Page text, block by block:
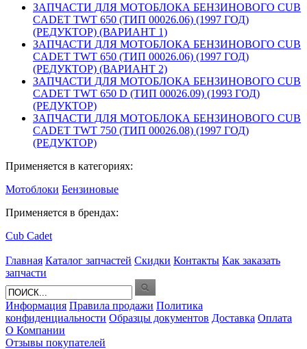
ЗАПЧАСТИ ДЛЯ МОТОБЛОКА БЕНЗИНОВОГО CUB
CADET TWT 650 (ТИП 00026.06) (1997 ГОД)
(РЕДУКТОР) (ВАРИАНТ 1)
ЗАПЧАСТИ ДЛЯ МОТОБЛОКА БЕНЗИНОВОГО CUB
CADET TWT 650 (ТИП 00026.06) (1997 ГОД)
(РЕДУКТОР) (ВАРИАНТ 2)
ЗАПЧАСТИ ДЛЯ МОТОБЛОКА БЕНЗИНОВОГО CUB
CADET TWT 650 D (ТИП 00026.09) (1993 ГОД)
(РЕДУКТОР)
ЗАПЧАСТИ ДЛЯ МОТОБЛОКА БЕНЗИНОВОГО CUB
CADET TWT 750 (ТИП 00026.08) (1997 ГОД)
(РЕДУКТОР)
Применяется в категориях:
Мотоблоки Бензиновые
Применяется в брендах:
Cub Cadet
Главная Каталог запчастей Скидки Контакты Как заказать
запчасти
Информация Правила продажи Политика
конфиденциальности Образцы документов Доставка Оплата
О Компании
Отзывы покупателей